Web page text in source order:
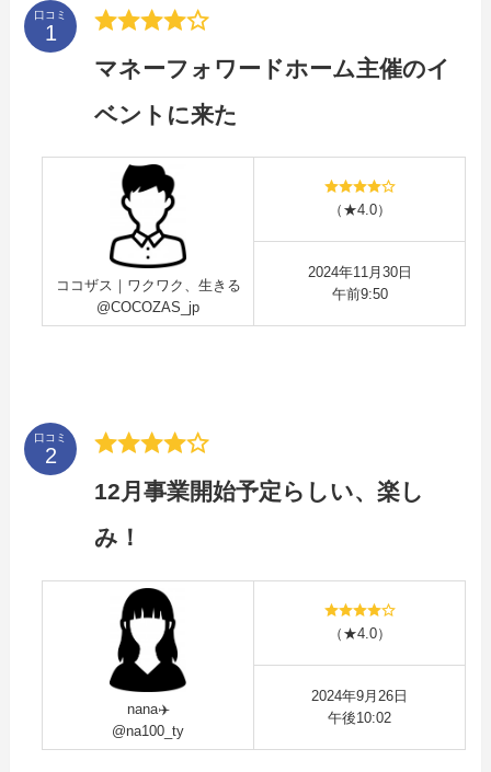
口コミ
マネーフォワードホーム主催のイ
ベントに来た
ココザス｜ワクワク、生きる
@COCOZAS_jp
（★4.0）
2024年11月30日
午前9:50
口コミ
12月事業開始予定らしい、楽し
み！
nana✈️
@na100_ty
（★4.0）
2024年9月26日
午後10:02